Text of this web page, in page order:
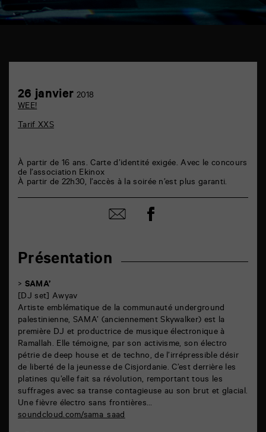
Marne
Présentation
> SAMA’
[DJ set] Awyav
Artiste emblématique de la communauté underground
palestinienne, SAMA’ (anciennement Skywalker) est la
première DJ et productrice de musique électronique à
Ramallah. Elle témoigne, par son activisme, son électro
pétrie de deep house et de techno, de l’irrépressible désir
de liberté de la jeunesse de Cisjordanie. C’est derrière les
platines qu’elle fait sa révolution, remportant tous les
suffrages avec sa transe contagieuse au son brut et glacial.
Une fièvre électro sans frontières…
soundcloud.com/sama_saad
Achetez
en
ligne
26 janvier 2018
WEE!
Tarif XXS
À partir de 16 ans. Carte d’identité exigée. Avec le concours
de l’association Ekinox
À partir de 22h30, l’accès à la soirée n’est plus garanti.
Partager
par
Partager
sur